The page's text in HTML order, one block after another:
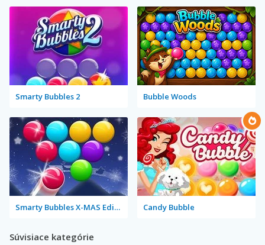
Smarty Bubbles 2 Bubble Woods
Smarty Bubbles X-MAS Edition Candy Bubble
Súvisiace kategórie